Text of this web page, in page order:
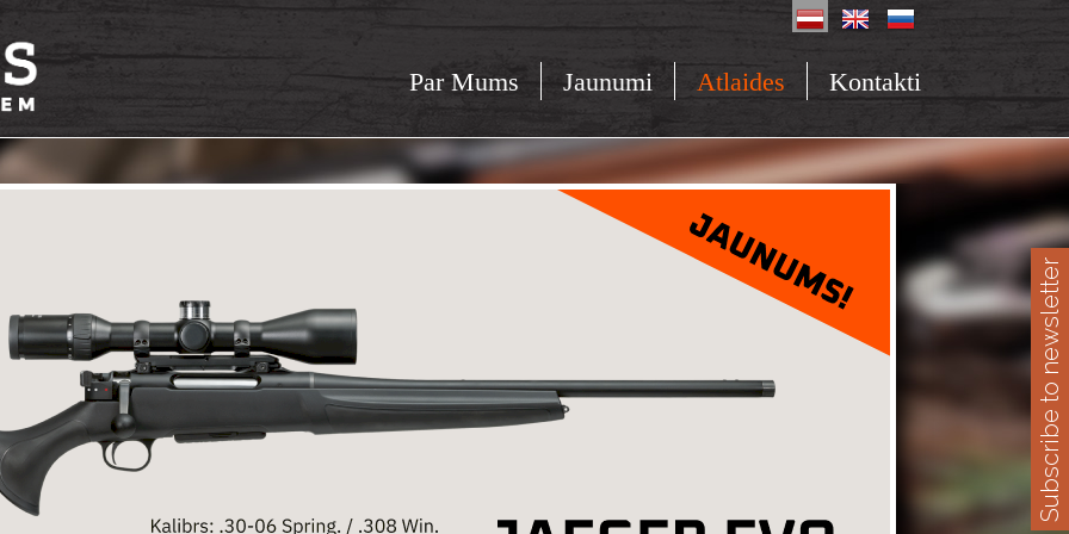
Par Mums Jaunumi Atlaides Kontakti
Subscribe to newsletter